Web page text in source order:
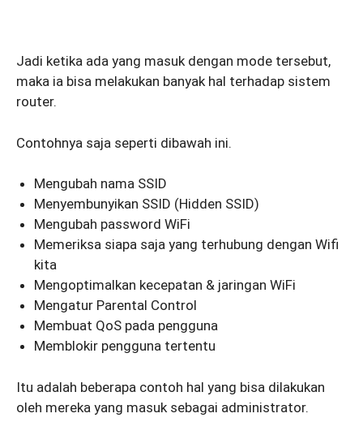
Jadi ketika ada yang masuk dengan mode tersebut,
maka ia bisa melakukan banyak hal terhadap sistem
router.
Contohnya saja seperti dibawah ini.
Mengubah nama SSID
Menyembunyikan SSID (Hidden SSID)
Mengubah password WiFi
Memeriksa siapa saja yang terhubung dengan Wifi
kita
Mengoptimalkan kecepatan & jaringan WiFi
Mengatur Parental Control
Membuat QoS pada pengguna
Memblokir pengguna tertentu
Itu adalah beberapa contoh hal yang bisa dilakukan
oleh mereka yang masuk sebagai administrator.